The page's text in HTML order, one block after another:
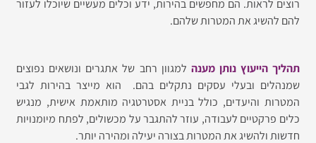
לראות. הם מחפשים בהירות, ידע וכלים מעשיים שיוכלו לעזור
את המטרות שלהם.
הייעוץ נותן מענהלמגוון רחב של אתגרים ונושאים נפוצים
ובעלי עסקים נתקלים בהם. הוא מייצר בהירות לגבי
והיעדים, כולל בניית אסטרטגיה מותאמת אישית, מנגיש
לעבודה, עוזר להתגבר על מכשולים, לפתח מיומנויות
ולהשיג את המטרות בצורה יעילה ומהירה יותר.